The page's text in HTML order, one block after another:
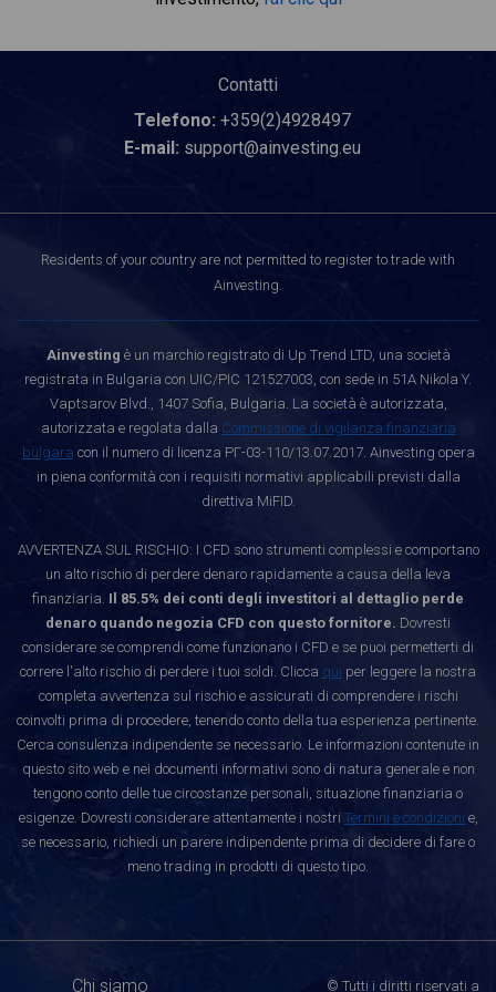
Contatti
Telefono: +359(2)4928497
E-mail: support@ainvesting.eu
Residents of your country are not permitted to register to trade with
Ainvesting.
Ainvesting è un marchio registrato di Up Trend LTD, una società
registrata in Bulgaria con UIC/PIC 121527003, con sede in 51A Nikola Y.
Vaptsarov Blvd., 1407 Sofia, Bulgaria. La società è autorizzata,
autorizzata e regolata dalla Commissione di vigilanza finanziaria
bulgara con il numero di licenza РГ-03-110/13.07.2017. Ainvesting opera
in piena conformità con i requisiti normativi applicabili previsti dalla
direttiva MiFID.
AVVERTENZA SUL RISCHIO: I CFD sono strumenti complessi e comportano
un alto rischio di perdere denaro rapidamente a causa della leva
finanziaria. Il 85.5% dei conti degli investitori al dettaglio perde
denaro quando negozia CFD con questo fornitore. Dovresti
considerare se comprendi come funzionano i CFD e se puoi permetterti di
correre l'alto rischio di perdere i tuoi soldi. Clicca qui per leggere la nostra
completa avvertenza sul rischio e assicurati di comprendere i rischi
coinvolti prima di procedere, tenendo conto della tua esperienza pertinente.
Cerca consulenza indipendente se necessario. Le informazioni contenute in
questo sito web e nei documenti informativi sono di natura generale e non
tengono conto delle tue circostanze personali, situazione finanziaria o
esigenze. Dovresti considerare attentamente i nostri Termini e condizioni e,
se necessario, richiedi un parere indipendente prima di decidere di fare o
meno trading in prodotti di questo tipo.
Chi siamo © Tutti i diritti riservati a